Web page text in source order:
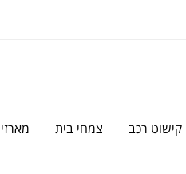
קישוט רכב צמחי בית